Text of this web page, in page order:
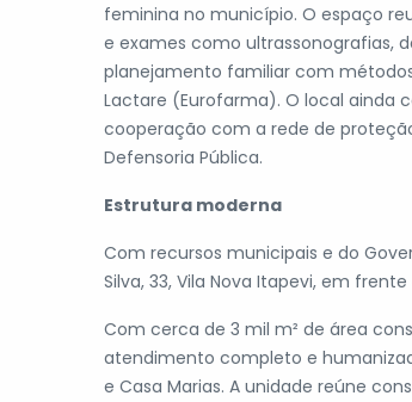
feminina no município. O espaço
e exames como ultrassonografias,
planejamento familiar com
Lactare (Eurofarma). O local ainda
cooperação com a rede de
Defensoria Pública.
Estrutura moderna
Com recursos municipais e do
Silva, 33, Vila Nova Itapevi, em
Com cerca de 3 mil m² de área
atendimento completo e
e Casa Marias. A unidade reúne